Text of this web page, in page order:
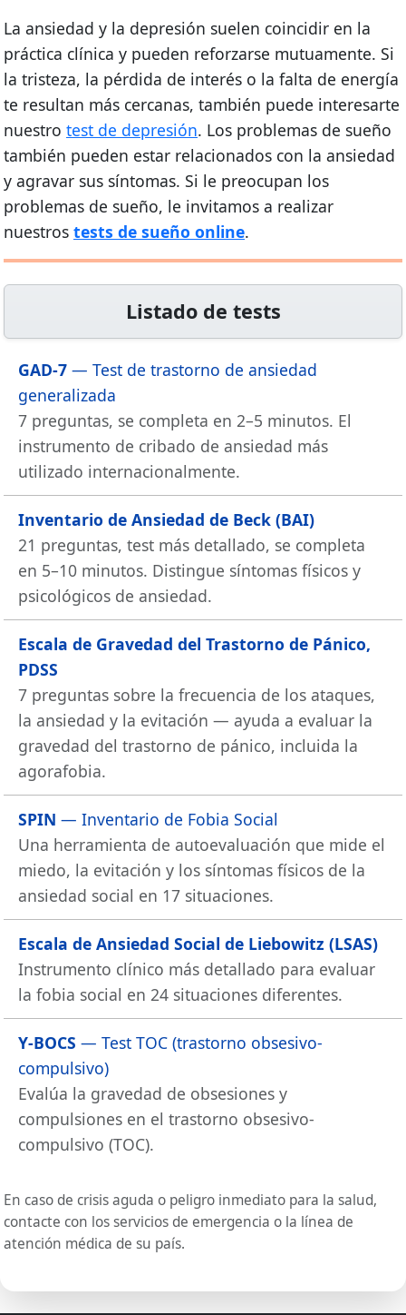
La ansiedad y la depresión suelen coincidir en la
práctica clínica y pueden reforzarse mutuamente. Si
la tristeza, la pérdida de interés o la falta de energía
te resultan más cercanas, también puede interesarte
nuestro test de depresión. Los problemas de sueño
también pueden estar relacionados con la ansiedad
y agravar sus síntomas. Si le preocupan los
problemas de sueño, le invitamos a realizar
nuestros tests de sueño online.
Listado de tests
GAD-7 — Test de trastorno de ansiedad
generalizada
7 preguntas, se completa en 2–5 minutos. El
instrumento de cribado de ansiedad más
utilizado internacionalmente.
Inventario de Ansiedad de Beck (BAI)
21 preguntas, test más detallado, se completa
en 5–10 minutos. Distingue síntomas físicos y
psicológicos de ansiedad.
Escala de Gravedad del Trastorno de Pánico,
PDSS
7 preguntas sobre la frecuencia de los ataques,
la ansiedad y la evitación — ayuda a evaluar la
gravedad del trastorno de pánico, incluida la
agorafobia.
SPIN — Inventario de Fobia Social
Una herramienta de autoevaluación que mide el
miedo, la evitación y los síntomas físicos de la
ansiedad social en 17 situaciones.
Escala de Ansiedad Social de Liebowitz (LSAS)
Instrumento clínico más detallado para evaluar
la fobia social en 24 situaciones diferentes.
Y-BOCS — Test TOC (trastorno obsesivo-
compulsivo)
Evalúa la gravedad de obsesiones y
compulsiones en el trastorno obsesivo-
compulsivo (TOC).
En caso de crisis aguda o peligro inmediato para la salud,
contacte con los servicios de emergencia o la línea de
atención médica de su país.